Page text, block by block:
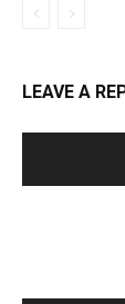
LEAVE A